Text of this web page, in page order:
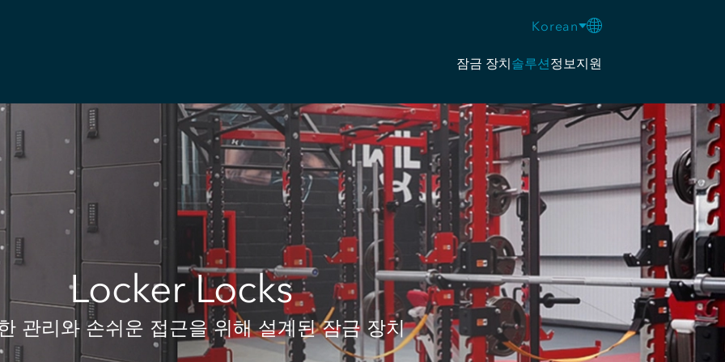
Korean
잠금 장치솔루션정보지원
Locker Locks
관리와 손쉬운 접근을 위해 설계된 잠금 장치